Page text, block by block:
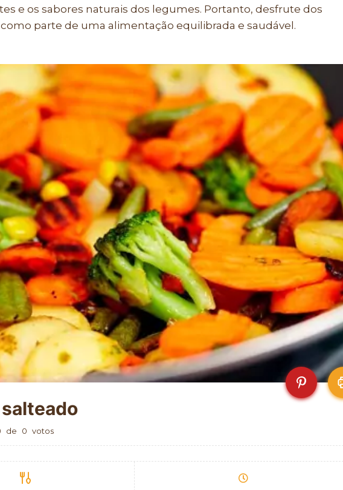
e os sabores naturais dos legumes. Portanto, desfrute dos
parte de uma alimentação equilibrada e saudável.
de 0 votos